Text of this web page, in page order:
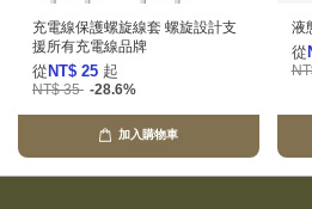
充電線保護螺旋線套 螺旋設計支
援所有充電線品牌
從 NT$ 25 起
NT$ 35 -28.6%
加入購物車
液
從